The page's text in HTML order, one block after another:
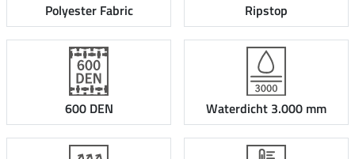
Polyester Fabric Ripstop
600 DEN Waterdicht 3.000 mm